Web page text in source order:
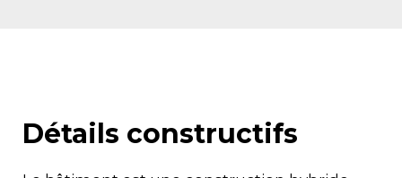
Détails constructifs